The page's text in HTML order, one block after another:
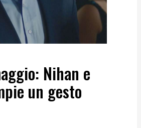
Nihan e
un gesto